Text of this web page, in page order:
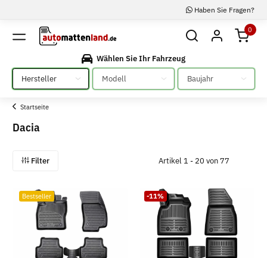
Haben Sie Fragen?
0
Wählen Sie Ihr Fahrzeug
Bitte auswählen
Bitte auswählen Bitte auswählen
Startseite
Dacia
Filter Artikel 1 - 20 von 77
Bestseller -11%